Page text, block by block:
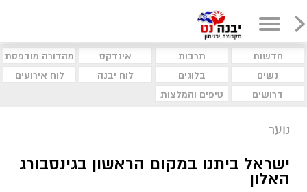
חדשות תרבות אינדקס
מהדורה מודפסת
נשים
בלוגים לוח יבנה
לוח אירועים
דרושים
טיפים והמלצות
נוער
ישראל ביתנו במקום הראשון בגינסבורג
האלון